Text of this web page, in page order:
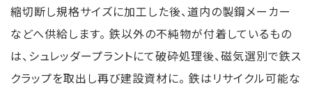
縮切断し規格サイズに加工した後、道内の製鋼メーカー
などへ供給します。 鉄以外の不純物が付着しているもの
は、シュレッダープラントにて破砕処理後、磁気選別で鉄ス
クラップを取出し再び建設資材に。 鉄はリサイクル可能な